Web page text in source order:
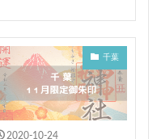
野星宮神社
網戸神社
如月限定御朱印
宮 伏木香取神社
千葉
2020-10-24